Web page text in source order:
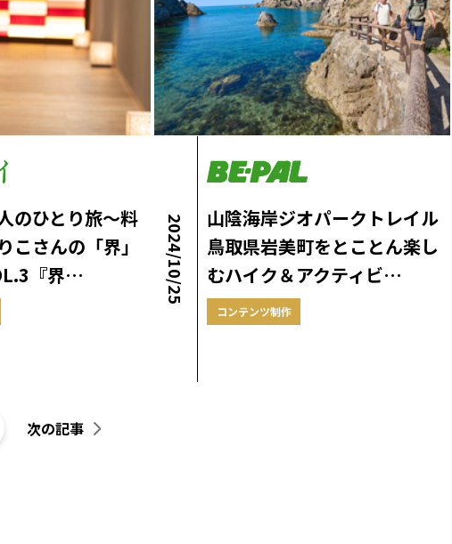
のひとり旅～料
こさんの「界」
『界…
2024/10/25
山陰海岸ジオパークトレイル
鳥取県岩美町をとことん楽し
むハイク＆アクティビ…
コンテンツ制作
次の記事